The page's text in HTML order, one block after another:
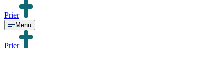
Prier
Menu
Prier